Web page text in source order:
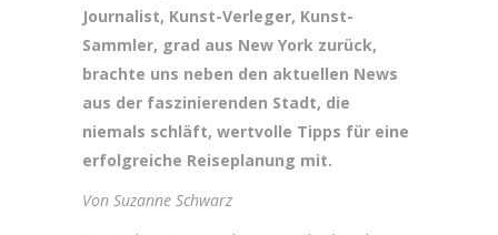
Journalist, Kunst-Verleger, Kunst-
Sammler, grad aus New York zurück,
brachte uns neben den aktuellen News
aus der faszinierenden Stadt, die
niemals schläft, wertvolle Tipps für eine
erfolgreiche Reiseplanung mit.
Von Suzanne Schwarz